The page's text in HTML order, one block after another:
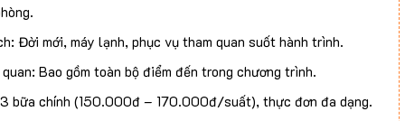
kho tộ
ớt
xào tỏi
chiên sốt cà
Đời mới, máy lạnh, phục vụ tham quan suốt hành trình.
Bao gồm toàn bộ điểm đến trong chương trình.
bữa chính (150.000đ – 170.000đ/suất), thực đơn đa dạng.